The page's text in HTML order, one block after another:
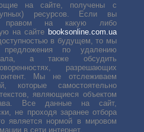
на сайте, получены с
ресурсов. Если вы
правом на какую либо
на сайте booksonline.com.ua
в будущем, то мы
предложения по удалению
а также обсудить
разрешающих
Мы не отслеживаем
которые самостоятельно
являющиеся объектом
Все данные на сайт,
не проходя заранее отбора
является нормой в мировом
в сети интернет.